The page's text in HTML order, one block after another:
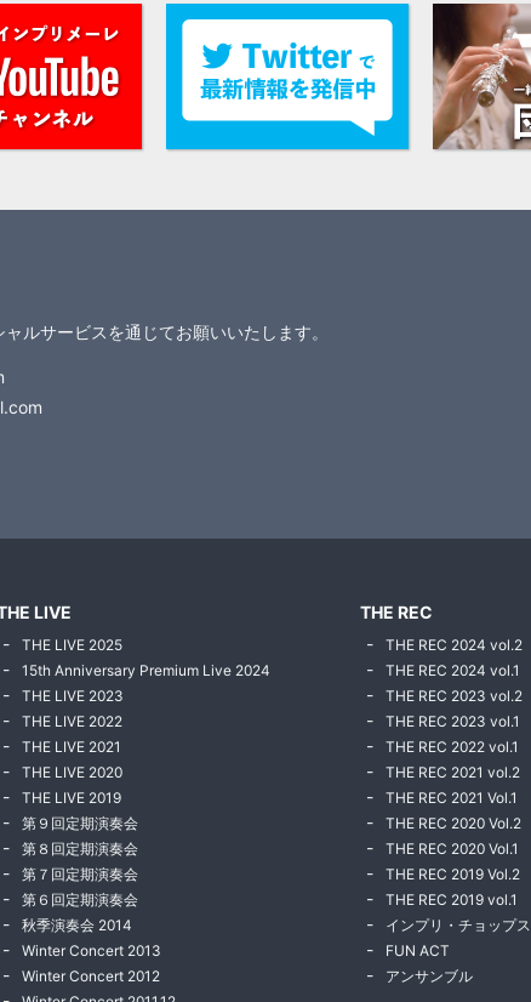
ルサービスを通じてお願いいたします。
LIVE
THE LIVE 2025
15th Anniversary Premium Live 2024
THE LIVE 2023
THE LIVE 2022
THE LIVE 2021
THE LIVE 2020
THE LIVE 2019
第９回定期演奏会
第８回定期演奏会
第７回定期演奏会
第６回定期演奏会
秋季演奏会 2014
Winter Concert 2013
Winter Concert 2012
THE REC
THE REC 2024 vol.2
THE REC 2024 vol.1
THE REC 2023 vol.2
THE REC 2023 vol.1
THE REC 2022 vol.1
THE REC 2021 vol.2
THE REC 2021 Vol.1
THE REC 2020 Vol.2
THE REC 2020 Vol.1
THE REC 2019 Vol.2
THE REC 2019 vol.1
インプリ・チョップス
FUN ACT
アンサンブル